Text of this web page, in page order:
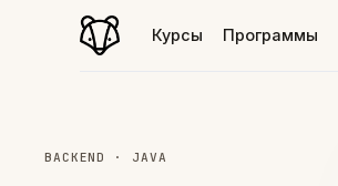
Курсы Программы
BACKEND · JAVA